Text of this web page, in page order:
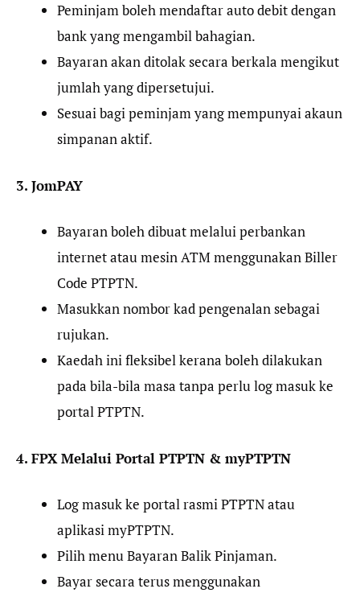
Peminjam boleh mendaftar auto debit dengan
bank yang mengambil bahagian.
Bayaran akan ditolak secara berkala mengikut
jumlah yang dipersetujui.
Sesuai bagi peminjam yang mempunyai akaun
simpanan aktif.
3. JomPAY
Bayaran boleh dibuat melalui perbankan
internet atau mesin ATM menggunakan Biller
Code PTPTN.
Masukkan nombor kad pengenalan sebagai
rujukan.
Kaedah ini fleksibel kerana boleh dilakukan
pada bila-bila masa tanpa perlu log masuk ke
portal PTPTN.
4. FPX Melalui Portal PTPTN & myPTPTN
Log masuk ke portal rasmi PTPTN atau
aplikasi myPTPTN.
Pilih menu Bayaran Balik Pinjaman.
Bayar secara terus menggunakan